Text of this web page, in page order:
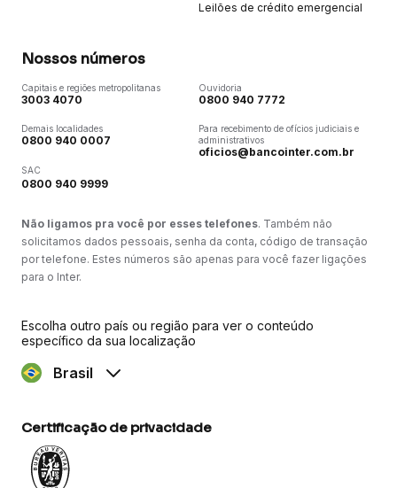
Leilões de crédito emergencial
Nossos números
Capitais e regiões metropolitanas
3003 4070
Demais localidades
0800 940 0007
SAC
0800 940 9999
Ouvidoria
0800 940 7772
Para recebimento de ofícios judiciais e
administrativos
oficios@bancointer.com.br
Não ligamos pra você por esses telefones. Também não
solicitamos dados pessoais, senha da conta, código de transação
por telefone. Estes números são apenas para você fazer ligações
para o Inter.
Escolha outro país ou região para ver o conteúdo
específico da sua localização
Brasil
Certificação de privacidade